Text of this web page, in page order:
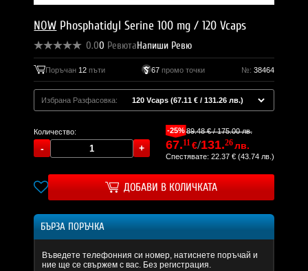
NOW Phosphatidyl Serine 100 mg / 120 Vcaps
0.00 РевютаНапиши Ревю
Поръчан 12 пъти 67промо точки №: 38464
Избрана Разфасовка:
Количество: -25%89.48 € / 175.00 лв.
67.11 €/131.26лв.
Спестявате: 22.37 € (43.74 лв.)
ДОБАВИ В КОЛИЧКАТА
БЪРЗА ПОРЪЧКА
Въведете телефонния си номер, натиснете поръчай и
ние ще се свържем с вас. Без регистрация.